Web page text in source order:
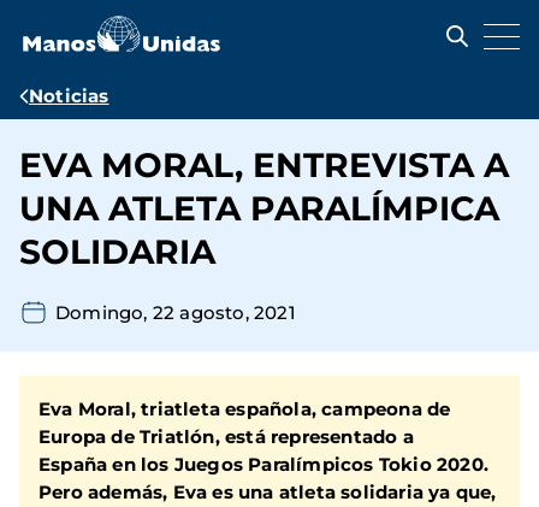
contenido
Ruta
navegación
Noticias
EVA MORAL, ENTREVISTA A
UNA ATLETA PARALÍMPICA
SOLIDARIA
Domingo, 22 agosto, 2021
Eva Moral,triatleta española, campeona de
Europa de Triatlón, está representado a
España en los Juegos Paralímpicos Tokio 2020.
Pero además, Eva es una atleta solidaria ya que,